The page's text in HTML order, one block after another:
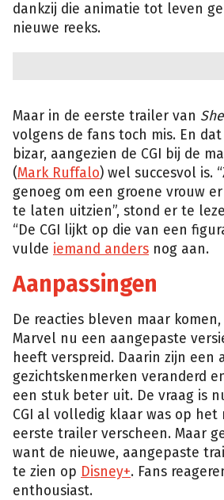
dankzij die animatie tot leven
nieuwe reeks.
Maar in de eerste trailer van
volgens de fans toch mis. En
bizar, aangezien de CGI bij de
(Mark Ruffalo) wel succesvol is.
genoeg om een groene vrouw
te laten uitzien”, stond er te
“De CGI lijkt op die van een
vulde iemand anders nog aan.
Aanpassingen
De reacties bleven maar
Marvel nu een aangepaste
heeft verspreid. Daarin zijn een
gezichtskenmerken veranderd
een stuk beter uit. De vraag is
CGI al volledig klaar was op het
eerste trailer verscheen. Maar
want de nieuwe, aangepaste
te zien op Disney+. Fans
enthousiast.